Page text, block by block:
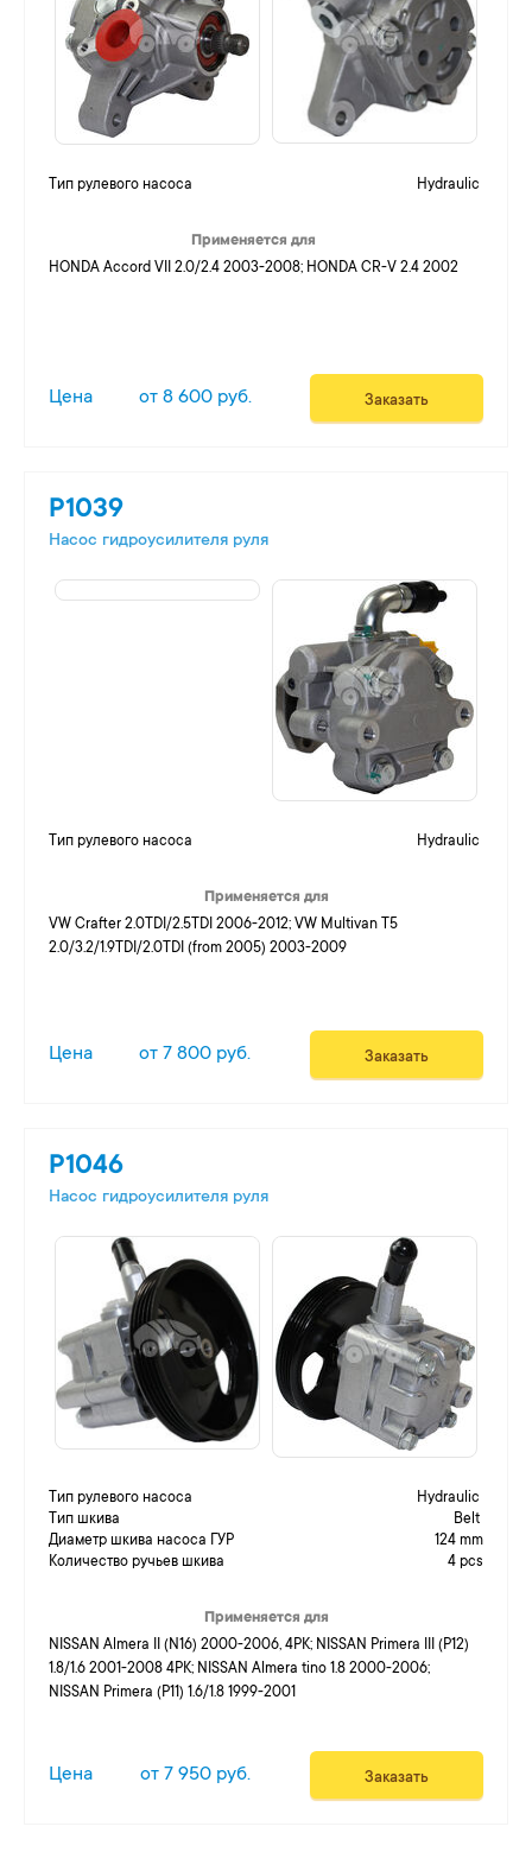
Тип рулевого насоса Hydraulic
Применяется для
HONDA Accord VII 2.0/2.4 2003-2008; HONDA CR-V 2.4 2002
Цена от 8 600 руб. Заказать
P1039
Насос гидроусилителя руля
Тип рулевого насоса Hydraulic
Применяется для
VW Crafter 2.0TDI/2.5TDI 2006-2012; VW Multivan T5
2.0/3.2/1.9TDI/2.0TDI (from 2005) 2003-2009
Цена от 7 800 руб. Заказать
P1046
Насос гидроусилителя руля
Тип рулевого насоса
Hydraulic
Тип шкива
Belt
Диаметр шкива насоса ГУР
124 mm
Количество ручьев шкива
4 pcs
Применяется для
NISSAN Almera II (N16) 2000-2006, 4PK; NISSAN Primera III (P12)
1.8/1.6 2001-2008 4PK; NISSAN Almera tino 1.8 2000-2006;
NISSAN Primera (P11) 1.6/1.8 1999-2001
Цена от 7 950 руб. Заказать